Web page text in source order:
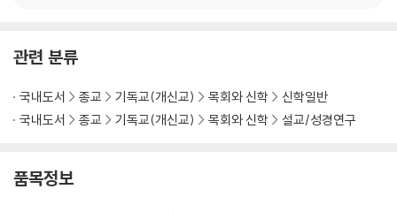
제32강
제33강
자기희생의 사랑 (42:1-44:34) - 508
제35강
관련 분류
국내도서 종교 기독교(개신교) 목회와 신학
신학일반
국내도서
종교 기독교(개신교) 목회와 신학 설교/성경연구
품목정보